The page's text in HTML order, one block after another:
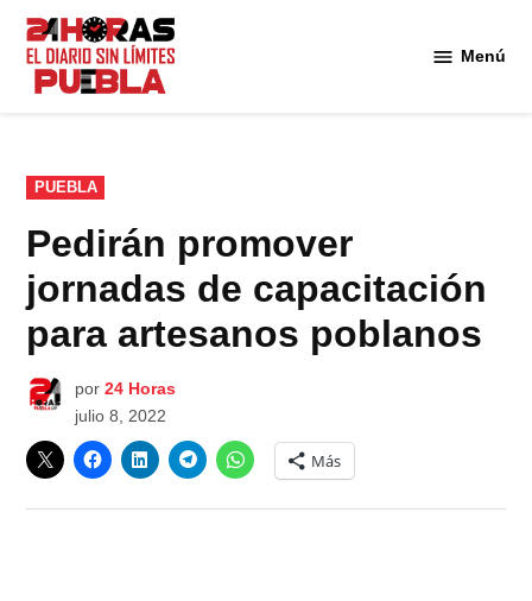
Saltar
contenido
Menú
PUBLICADO
EN
PUEBLA
Pedirán promover
jornadas de capacitación
para artesanos poblanos
por 24 Horas
julio 8, 2022
Más